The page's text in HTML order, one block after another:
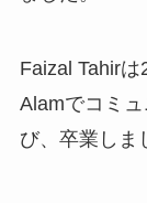
Faizal Tahir
Alamでコミ
び、卒業しま